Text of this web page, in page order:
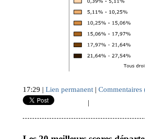
17:29 | Lien permanent | Commentaires
|